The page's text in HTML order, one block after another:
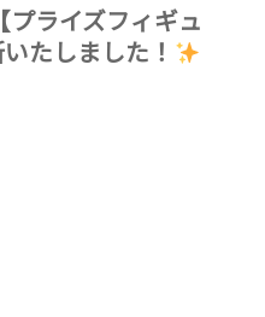
プライズフィギュ
たしました！